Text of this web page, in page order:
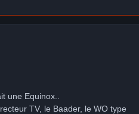
une Equinox..
TV, le Baader, le WO type